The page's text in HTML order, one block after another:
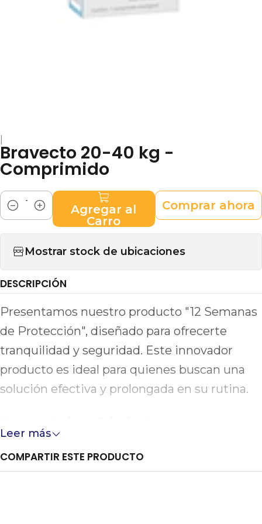
Bravecto 20-40 kg -
Comprimido
Cantidad
Agregar al
Carro
Comprar ahora
Mostrar stock de ubicaciones
DESCRIPCIÓN
Presentamos nuestro producto "12 Semanas
de Protección", diseñado para ofrecerte
tranquilidad y seguridad. Este innovador
producto es ideal para quienes buscan una
solución efectiva y prolongada en su rutina.
**Protección Duradera:** Ofrece hasta 12
semanas de protección continua,
Leer más
COMPARTIR ESTE PRODUCTO